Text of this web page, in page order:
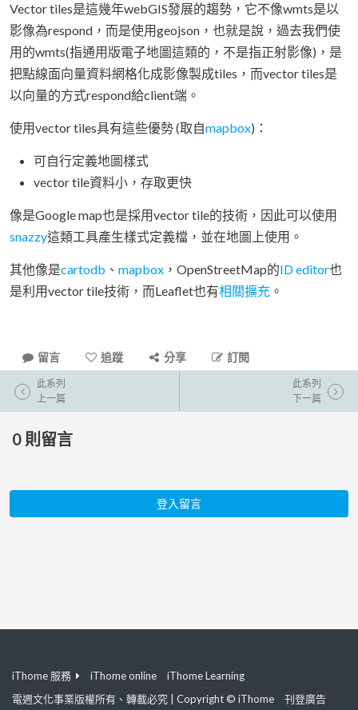
Vector tiles是這幾年webGIS發展的趨勢，它不像wmts是以
影像為respond，而是使用geojson，也就是說，過去我們使
用的wmts(指通用版電子地圖這類的，不是指正射影像)，是
把點線面向量資料網格化成影像製成tiles，而vector tiles是
以向量的方式respond給client端。
使用vector tiles具有這些優勢 (取自mapbox)：
可自行定義地圖樣式
vector tile資料小，存取更快
像是Google map也是採用vector tile的技術，因此可以使用
snazzy這類工具產生樣式定義檔，並在地圖上使用。
其他像是cartodb 、 mapbox ，OpenStreetMap的ID editor也
是利用vector tile技術，而Leaflet也有相關擴充 。
留言 追蹤 分享 訂閱
此系列
上一篇
此系列
下一篇
0 則留言
登入留言
iThome 服務 iThome online
iThome Learning
電週文化事業版權所有、轉載必究 | Copyright © iThome
刊登廣告